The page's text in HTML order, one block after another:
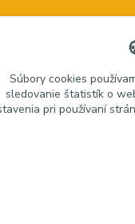
Súbory cookies
sledovanie štatistík o
pri používaní